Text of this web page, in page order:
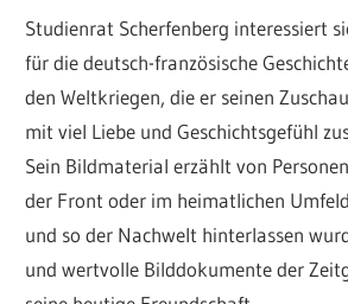
Studienrat Scherfenberg interessiert
für die deutsch-französische
den Weltkriegen, die er seinen
mit viel Liebe und Geschichtsgefühl
Sein Bildmaterial erzählt von
der Front oder im heimatlichen
und so der Nachwelt hinterlassen
und wertvolle Bilddokumente der